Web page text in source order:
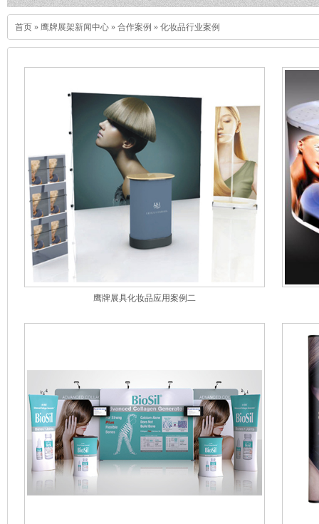
首页 » 鹰牌展架新闻中心 » 合作案例 » 化妆品行业案例
鹰牌展具化妆品应用案例二